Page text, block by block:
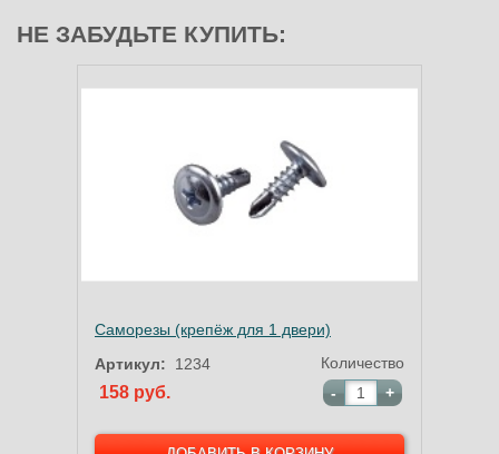
НЕ ЗАБУДЬТЕ КУПИТЬ:
Саморезы (крепёж для 1 двери)
Артикул:
1234
158 руб.
Количество
-
+